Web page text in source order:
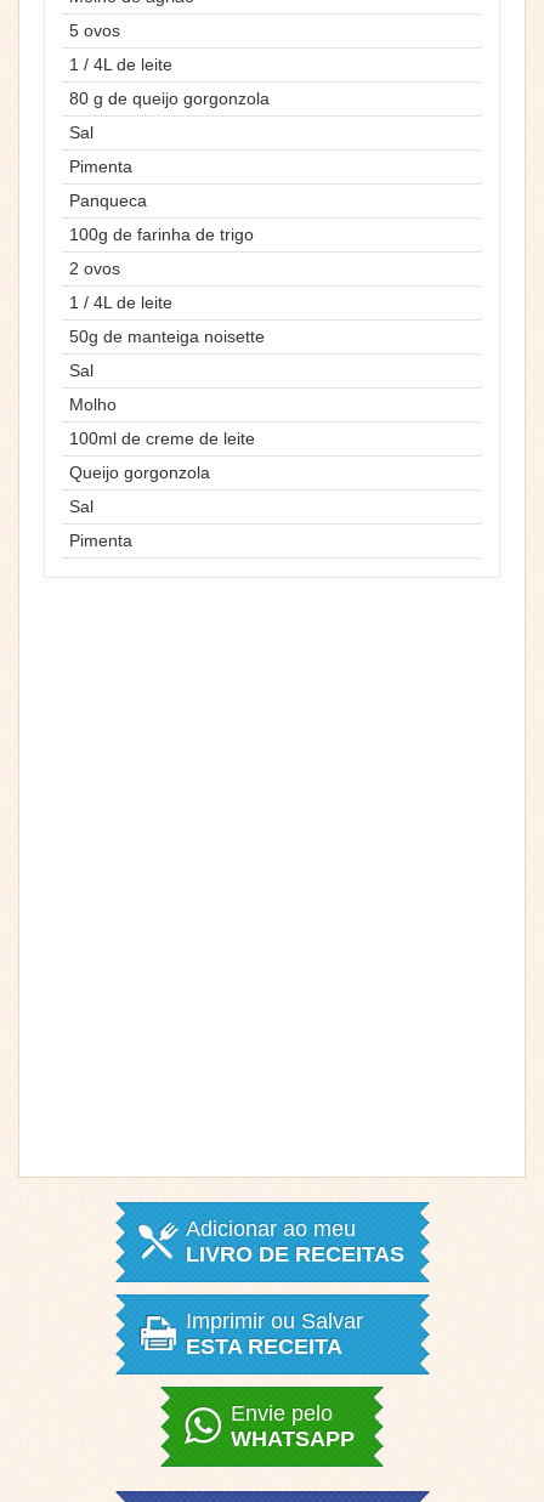
5 ovos
1 / 4L de leite
80 g de queijo gorgonzola
Sal
Pimenta
Panqueca
100g de farinha de trigo
2 ovos
1 / 4L de leite
50g de manteiga noisette
Sal
Molho
100ml de creme de leite
Queijo gorgonzola
Sal
Pimenta
Adicionar ao meu
LIVRO DE RECEITAS
Imprimir ou Salvar
ESTA RECEITA
Envie pelo
WHATSAPP